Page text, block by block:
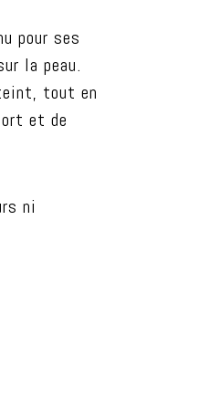
pour ses
la peau.
tout en
et de
ni